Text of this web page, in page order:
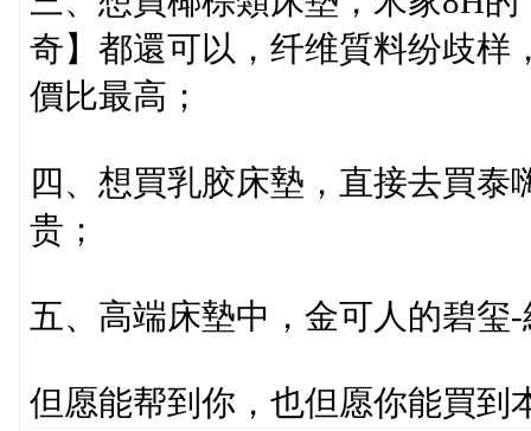
奇】都還可以，纤维質料纷歧样
價比最高；
四、想買乳胶床墊，直接去買泰
贵；
五、高端床墊中，金可人的碧玺
但愿能帮到你，也但愿你能買到